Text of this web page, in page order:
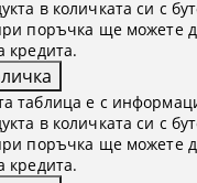
в количката си с
поръчка ще можете
кредита.
таблица е с
в количката си с
поръчка ще можете
кредита.